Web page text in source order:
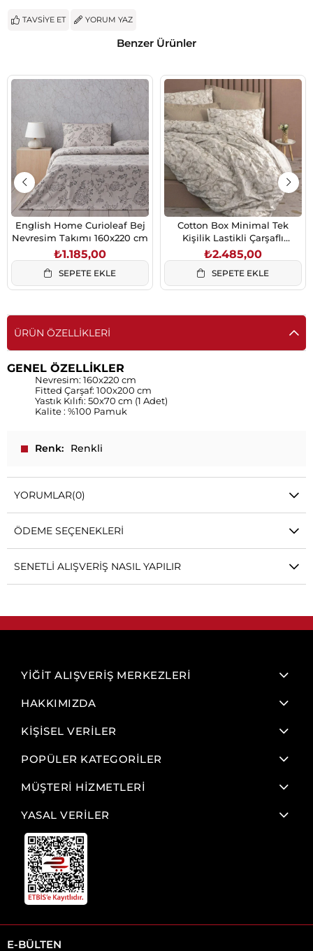
TAVSIYE ET YORUM YAZ
Benzer Ürünler
English Home Curioleaf Bej
Nevresim Takımı 160x220 cm
₺1.185,00
SEPETE EKLE
Cotton Box Minimal Tek
Kişilik Lastikli Çarşaflı
Nevresim Takımı Moil Bej
₺2.485,00
SEPETE EKLE
ÜRÜN ÖZELLIKLERI
GENEL ÖZELLİKLER
Nevresim: 160x220 cm
Fitted Çarşaf: 100x200 cm
Yastık Kılıfı: 50x70 cm (1 Adet)
Kalite : %100 Pamuk
Renk Renkli
YORUMLAR(0)
ÖDEME SEÇENEKLERI
SENETLI ALIŞVERIŞ NASIL YAPILIR
YİĞİT ALIŞVERİŞ MERKEZLERİ
HAKKIMIZDA
KİŞİSEL VERİLER
POPÜLER KATEGORİLER
MÜŞTERİ HİZMETLERİ
YASAL VERİLER
E-BÜLTEN